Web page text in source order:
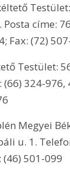
címe:
Fax: (72)
Testület:
(66) 324-976,
Megyei
u. 1.
(46) 501-099